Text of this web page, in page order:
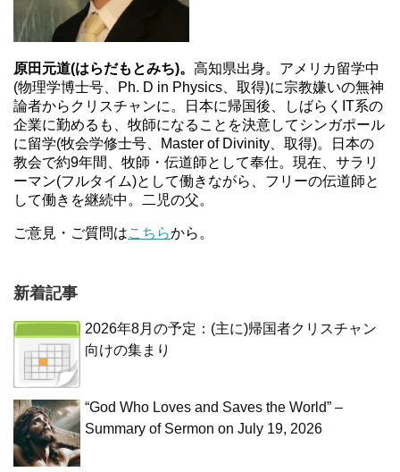
原田元道(はらだもとみち)。 高知県出身。アメリカ留学中
(物理学博士号、Ph. D in Physics、取得)に宗教嫌いの無神
論者からクリスチャンに。日本に帰国後、しばらくIT系の
企業に勤めるも、牧師になることを決意してシンガポール
に留学(牧会学修士号、Master of Divinity、取得)。日本の
教会で約9年間、牧師・伝道師として奉仕。現在、サラリ
ーマン(フルタイム)として働きながら、フリーの伝道師と
して働きを継続中。二児の父。
ご意見・ご質問はこちらから。
新着記事
2026年8月の予定：(主に)帰国者クリスチャン
向けの集まり
“God Who Loves and Saves the World” –
Summary of Sermon on July 19, 2026